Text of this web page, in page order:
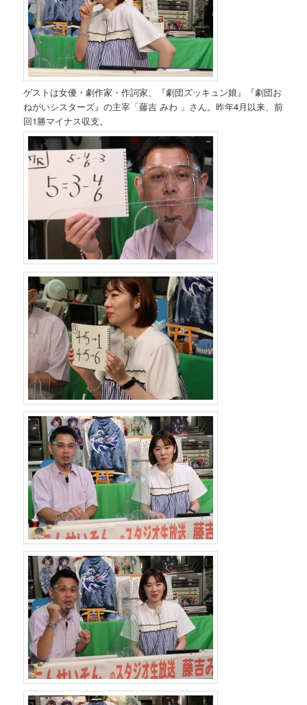
ゲストは女優・劇作家・作詞家、『劇団ズッキュン娘』『劇団お
ねがいシスターズ』の主宰「藤吉 みわ 」さん。昨年4月以来、前
回1勝マイナス収支。